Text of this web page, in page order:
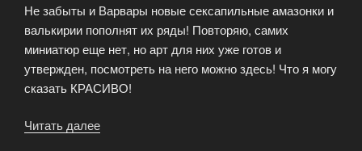
Не забыты и Варвары новые сексапильные амазонки и
валькирии пополнят их ряды! Повторяю, самих
миниатюр еще нет, но арт для них уже готов и
утвержден, посмотреть на него можно здесь! Что я могу
сказать КРАСИВО!
Читать далее